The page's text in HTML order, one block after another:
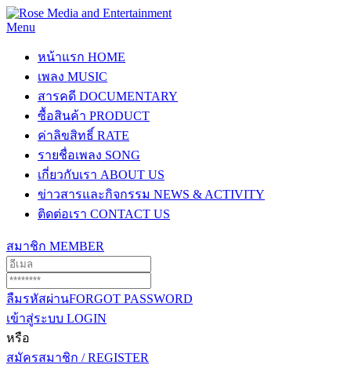
Menu
หน้าแรก HOME
เพลง MUSIC
สารคดี DOCUMENTARY
ซื้อสินค้า PRODUCT
ค่าลิขสิทธิ์ RATE
รายชื่อเพลง SONG
เกี่ยวกับเรา ABOUT US
ข่าวสารและกิจกรรม NEWS & ACTIVITY
ติดต่อเรา CONTACT US
สมาชิก MEMBER
ลืมรหัสผ่านFORGOT PASSWORD
เข้าสู่ระบบ LOGIN
หรือ
สมัครสมาชิก / REGISTER